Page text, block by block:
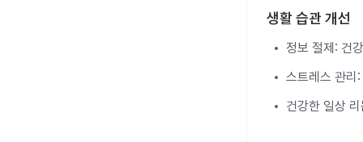
생활 습관 개선
정보 절제: 건
스트레스 관리
건강한 일상